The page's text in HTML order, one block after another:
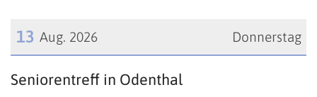
Donnerstag
13 Aug. 2026
Datum: 13. August 2026
Seniorentreff in Odenthal